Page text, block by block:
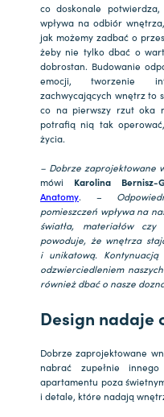
co doskonale
wpływa na odbiór
jak możemy zadbać o
żeby nie tylko dbać o
dobrostan. Budowanie
emocji, tworzenie
zachwycających wnętrz to
co na pierwszy rzut oka
potrafią nią tak
życia.
– Dobrze zaprojektowane
mówi Karolina Bernisz-
Anatomy. –
pomieszczeń wpływa na
światła, materiałów
powoduje, że wnętrza
i unikatową.
odzwierciedleniem
również dbać o nasze
Design nadaje
Dobrze zaprojektowane
nabrać zupełnie
apartamentu poza
i detale, które nadają